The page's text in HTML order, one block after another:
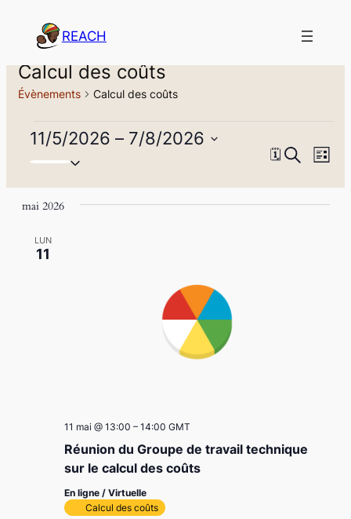
REACH
Calcul des coûts
Évènements Calcul des coûts
Évènements
et
Recherche
Liste
🗓
11/5/2026 – 7/8/2026
Sélectionnez
date.
mai 2026
LUN
11
Réunion du Groupe de travail technique
sur le calcul des coûts
11 mai @ 13:00 – 14:00 GMT
En ligne / Virtuelle
Calcul des coûts